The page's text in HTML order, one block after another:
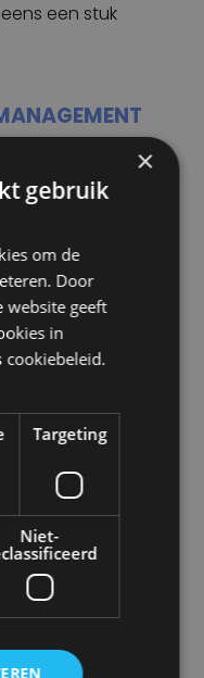
een stuk
keer in te loggen
en materieel.
zoeken naar
kostbare
×
gebruik
om de
Door
website geeft
in
cookiebeleid.
Targeting
Niet-